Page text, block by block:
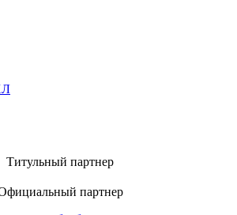
Титульный партнер
партнер